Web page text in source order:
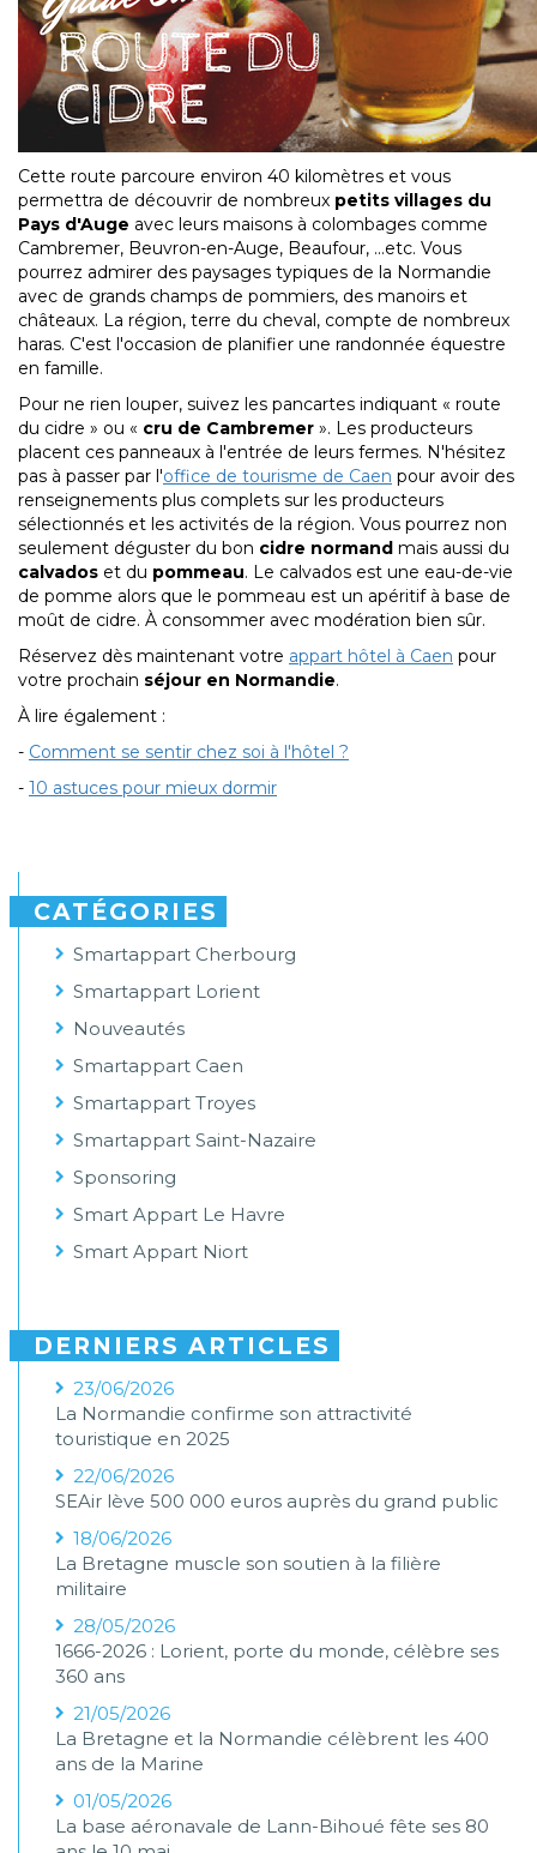
Cette route parcoure environ 40 kilomètres et vous
permettra de découvrir de nombreux petits villages du
Pays d'Auge avec leurs maisons à colombages comme
Cambremer, Beuvron-en-Auge, Beaufour, ...etc. Vous
pourrez admirer des paysages typiques de la Normandie
avec de grands champs de pommiers, des manoirs et
châteaux. La région, terre du cheval, compte de nombreux
haras. C'est l'occasion de planifier une randonnée équestre
en famille.
Pour ne rien louper, suivez les pancartes indiquant « route
du cidre » ou « cru de Cambremer ». Les producteurs
placent ces panneaux à l'entrée de leurs fermes. N'hésitez
pas à passer par l'office de tourisme de Caen pour avoir des
renseignements plus complets sur les producteurs
sélectionnés et les activités de la région. Vous pourrez non
seulement déguster du bon cidre normand mais aussi du
calvados et du pommeau. Le calvados est une eau-de-vie
de pomme alors que le pommeau est un apéritif à base de
moût de cidre. À consommer avec modération bien sûr.
Réservez dès maintenant votre appart hôtel à Caen pour
votre prochain séjour en Normandie.
À lire également :
- Comment se sentir chez soi à l'hôtel ?
- 10 astuces pour mieux dormir
CATÉGORIES
Smartappart Cherbourg
Smartappart Lorient
Nouveautés
Smartappart Caen
Smartappart Troyes
Smartappart Saint-Nazaire
Sponsoring
Smart Appart Le Havre
Smart Appart Niort
DERNIERS ARTICLES
23/06/2026
La Normandie confirme son attractivité
touristique en 2025
22/06/2026
SEAir lève 500 000 euros auprès du grand public
18/06/2026
La Bretagne muscle son soutien à la filière
militaire
28/05/2026
1666-2026 : Lorient, porte du monde, célèbre ses
360 ans
21/05/2026
La Bretagne et la Normandie célèbrent les 400
ans de la Marine
01/05/2026
La base aéronavale de Lann-Bihoué fête ses 80